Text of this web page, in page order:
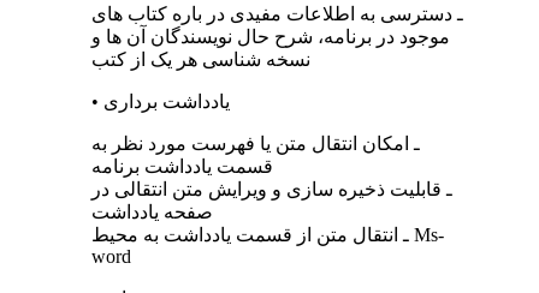
ـ دسترسی به اطلاعات مفیدی در باره کتاب های
موجود در برنامه، شرح حال نویسندگان آن ها و
نسخه شناسی هر یک از کتب
• یادداشت برداری
ـ امکان انتقال متن یا فهرست مورد نظر به
قسمت یادداشت برنامه
ـ قابلیت ذخیره‌‌ سازی و ویرایش متن انتقالی در
صفحه یادداشت
ـ انتقال متن از قسمت یادداشت به محیط Ms-
word